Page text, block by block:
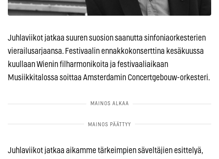
Juhlaviikot jatkaa suuren suosion saanutta sinfoniaorkesterien
vierailusarjaansa. Festivaalin ennakkokonserttina kesäkuussa
kuullaan Wienin filharmonikoita ja festivaaliaikaan
Musiikkitalossa soittaa Amsterdamin Concertgebouw-orkesteri.
Juhlaviikot jatkaa aikamme tärkeimpien säveltäjien esittelyä,